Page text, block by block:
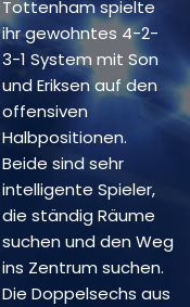
Tottenham spielte
ihr gewohntes 4-2-
3-1 System mit Son
und Eriksen auf den
offensiven
Halbpositionen.
Beide sind sehr
intelligente Spieler,
die ständig Räume
suchen und den Weg
ins Zentrum suchen.
Die Doppelsechs aus